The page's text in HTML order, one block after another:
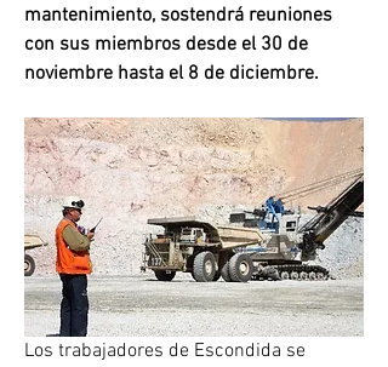
mantenimiento, sostendrá reuniones
con sus miembros desde el 30 de
noviembre hasta el 8 de diciembre.
Los trabajadores de Escondida se